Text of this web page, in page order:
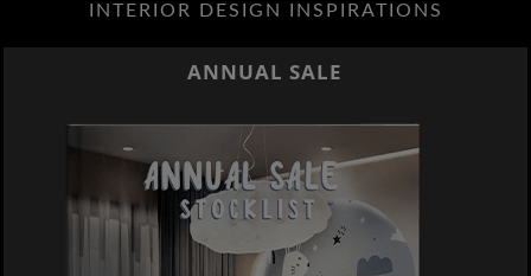
INTERIOR DESIGN INSPIRATIONS
ANNUAL SALE